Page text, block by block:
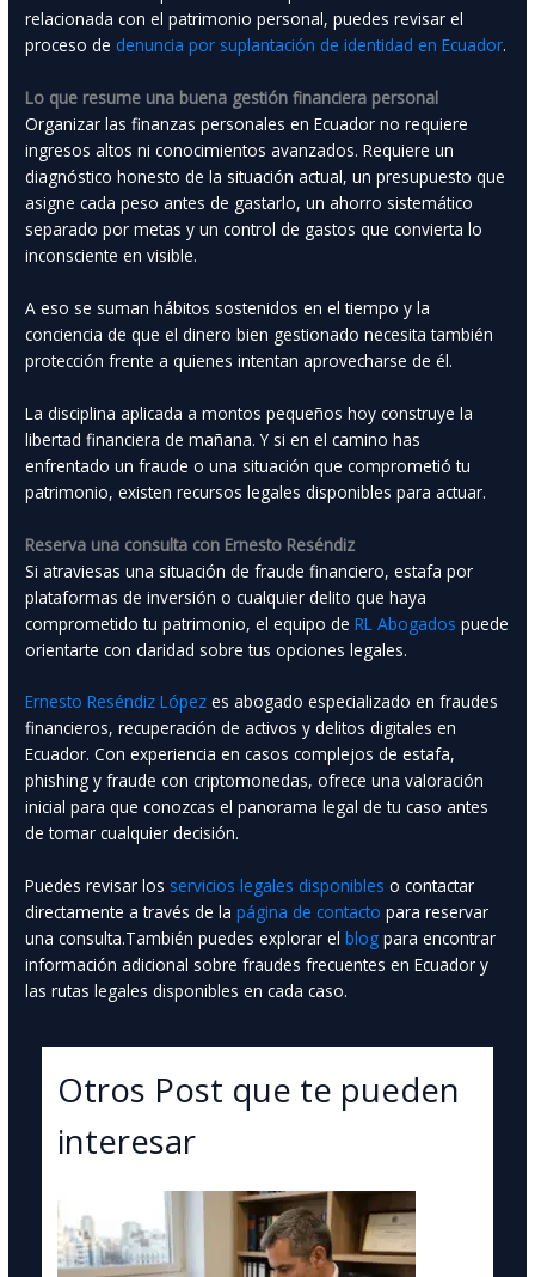
relacionada con el patrimonio personal, puedes revisar el
proceso de denuncia por suplantación de identidad en Ecuador.
Lo que resume una buena gestión financiera personal
Organizar las finanzas personales en Ecuador no requiere
ingresos altos ni conocimientos avanzados. Requiere un
diagnóstico honesto de la situación actual, un presupuesto que
asigne cada peso antes de gastarlo, un ahorro sistemático
separado por metas y un control de gastos que convierta lo
inconsciente en visible.
A eso se suman hábitos sostenidos en el tiempo y la
conciencia de que el dinero bien gestionado necesita también
protección frente a quienes intentan aprovecharse de él.
La disciplina aplicada a montos pequeños hoy construye la
libertad financiera de mañana. Y si en el camino has
enfrentado un fraude o una situación que comprometió tu
patrimonio, existen recursos legales disponibles para actuar.
Reserva una consulta con Ernesto Reséndiz
Si atraviesas una situación de fraude financiero, estafa por
plataformas de inversión o cualquier delito que haya
comprometido tu patrimonio, el equipo de RL Abogados puede
orientarte con claridad sobre tus opciones legales.
Ernesto Reséndiz López es abogado especializado en fraudes
financieros, recuperación de activos y delitos digitales en
Ecuador. Con experiencia en casos complejos de estafa,
phishing y fraude con criptomonedas, ofrece una valoración
inicial para que conozcas el panorama legal de tu caso antes
de tomar cualquier decisión.
Puedes revisar los servicios legales disponibles o contactar
directamente a través de la página de contacto para reservar
una consulta.También puedes explorar el blog para encontrar
información adicional sobre fraudes frecuentes en Ecuador y
las rutas legales disponibles en cada caso.
Otros Post que te pueden
interesar